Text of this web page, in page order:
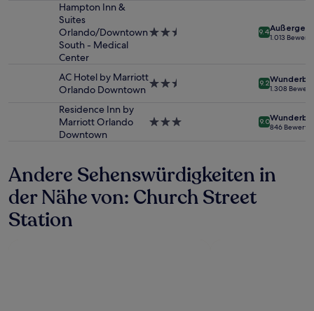
Verfügbarkeiten
zusätzliche
Bedingungen
Hampton Inn &
Suites
Orlando/Downtown
South - Medical
Center
2.5-
9.4
1.013
AC Hotel by Marriott
Orlando Downtown2.5-
9.2
1.308
Residence Inn by
Marriott Orlando
Downtown
3.0-
9.0
846
Andere Sehenswürdigkeiten in
der Nähe von: Church Street
Station